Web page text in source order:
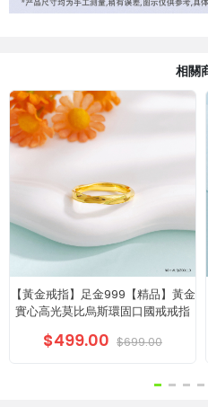
相關
【黃金戒指】足金999【精品】黃金
實心高光莫比烏斯環固口國戒戒指
$499.00 $699.00